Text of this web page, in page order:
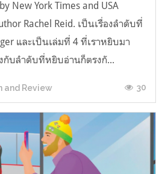
New York Times and USA
Rachel Reid. เป็นเรื่องลำดับที่
และเป็นเล่มที่ 4 ที่เราหยิบมา
กับลำดับที่หยิบอ่านก็ตรงกั...
and Review 30